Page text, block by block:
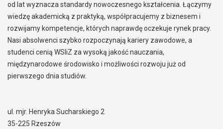
od lat wyznacza standardy nowoczesnego kształcenia. Łączymy
wiedzę akademicką z praktyką, współpracujemy z biznesem i
rozwijamy kompetencje, których naprawdę oczekuje rynek pracy.
Nasi absolwenci szybko rozpoczynają kariery zawodowe, a
studenci cenią WSIiZ za wysoką jakość nauczania,
międzynarodowe środowisko i możliwości rozwoju już od
pierwszego dnia studiów.
ul. mjr. Henryka Sucharskiego 2
35-225 Rzeszów